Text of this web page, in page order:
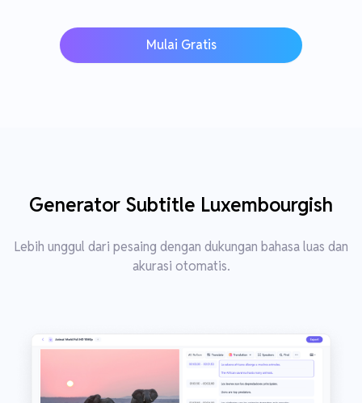
Mulai Gratis
Generator Subtitle Luxembourgish
Lebih unggul dari pesaing dengan dukungan bahasa luas dan
akurasi otomatis.